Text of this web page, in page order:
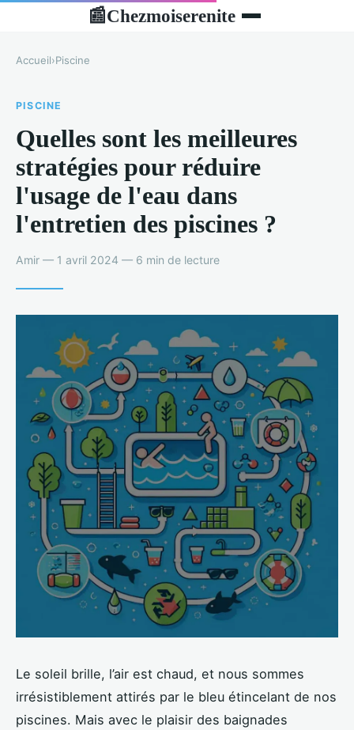
📰Chezmoiserenite
Accueil›Piscine
PISCINE
Quelles sont les meilleures
stratégies pour réduire
l'usage de l'eau dans
l'entretien des piscines ?
Amir — 1 avril 2024 — 6 min de lecture
Le soleil brille, l’air est chaud, et nous sommes
irrésistiblement attirés par le bleu étincelant de nos
piscines. Mais avec le plaisir des baignades